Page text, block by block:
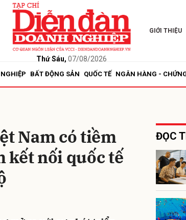
Thứ Sáu, 07/08/2026
GIỚI THIỆU
BẤT ĐỘNG SẢN QUỐC TẾ NGÂN HÀNG -
Nam có tiềm
kết nối quốc tế
ĐỌC